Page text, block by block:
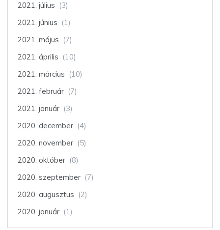
2021. július (3)
2021. június (1)
2021. május (7)
2021. április (10)
2021. március (10)
2021. február (7)
2021. január (3)
2020. december (4)
2020. november (5)
2020. október (8)
2020. szeptember (7)
2020. augusztus (2)
2020. január (1)